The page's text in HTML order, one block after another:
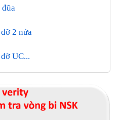
2 nửa
UC...